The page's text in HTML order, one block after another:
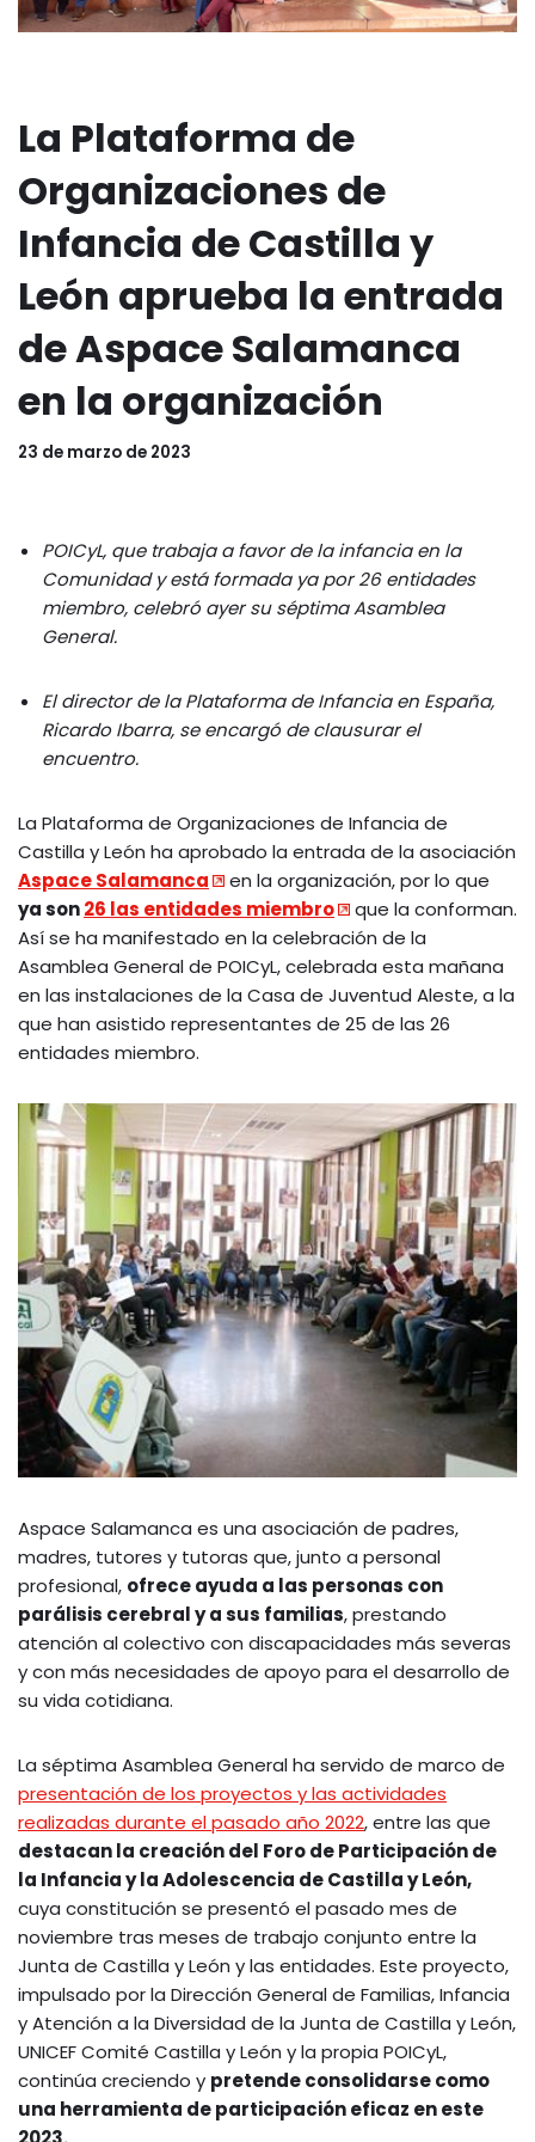
La Plataforma de
Organizaciones de
Infancia de Castilla y
León aprueba la entrada
de Aspace Salamanca
en la organización
23 de marzo de 2023
POICyL, que trabaja a favor de la infancia en la
Comunidad y está formada ya por 26 entidades
miembro, celebró ayer su séptima Asamblea
General.
El director de la Plataforma de Infancia en España,
Ricardo Ibarra, se encargó de clausurar el
encuentro.
La Plataforma de Organizaciones de Infancia de
Castilla y León ha aprobado la entrada de la asociación
Aspace Salamanca
en la organización, por lo que
ya son26 las entidades miembro
que la conforman.
Así se ha manifestado en la celebración de la
Asamblea General de POICyL, celebrada esta mañana
en las instalaciones de la Casa de Juventud Aleste, a la
que han asistido representantes de 25 de las 26
entidades miembro.
Aspace Salamanca es una asociación de padres,
madres, tutores y tutoras que, junto a personal
profesional, ofrece ayuda a las personas con
parálisis cerebral y a sus familias, prestando
atención al colectivo con discapacidades más severas
y con más necesidades de apoyo para el desarrollo de
su vida cotidiana.
La séptima Asamblea General ha servido de marco de
presentación de los proyectos y las actividades
realizadas durante el pasado año 2022, entre las que
destacan la creación del Foro de Participación de
la Infancia y la Adolescencia de Castilla y León,
cuya constitución se presentó el pasado mes de
noviembre tras meses de trabajo conjunto entre la
Junta de Castilla y León y las entidades. Este proyecto,
impulsado por la Dirección General de Familias, Infancia
y Atención a la Diversidad de la Junta de Castilla y León,
UNICEF Comité Castilla y León y la propia POICyL,
continúa creciendo y pretende consolidarse como
una herramienta de participación eficaz en este